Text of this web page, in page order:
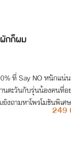
กก็ผม
ที่ Say NO หนักแน่
ตะวันกับรุ่นน้องคนที่อ
งถามหาโพรโมชันพิเศ
249